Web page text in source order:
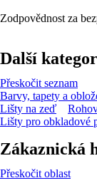
Zodpovědnost za
Další
Přeskočit seznam
Barvy, tapety a
Lišty na zeď
Lišty pro obkladové
Zákaznická
Přeskočit oblast